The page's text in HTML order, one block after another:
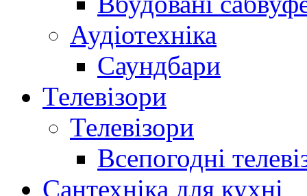
Аудіотехніка
Саундбари
Телевізори
Телевізори
Всепогодні
Сантехніка для кухні